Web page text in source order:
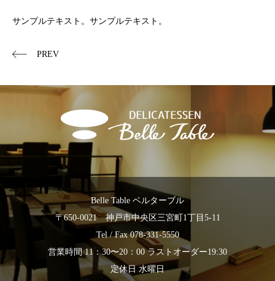
サンプルテキスト。サンプルテキスト。
PREV
Belle Table ベルターブル
〒650-0021 神戸市中央区三宮町1丁目5-11
Tel / Fax 078-331-5550
営業時間 11：30〜20：00 ラストオーダー19:30
定休日 水曜日